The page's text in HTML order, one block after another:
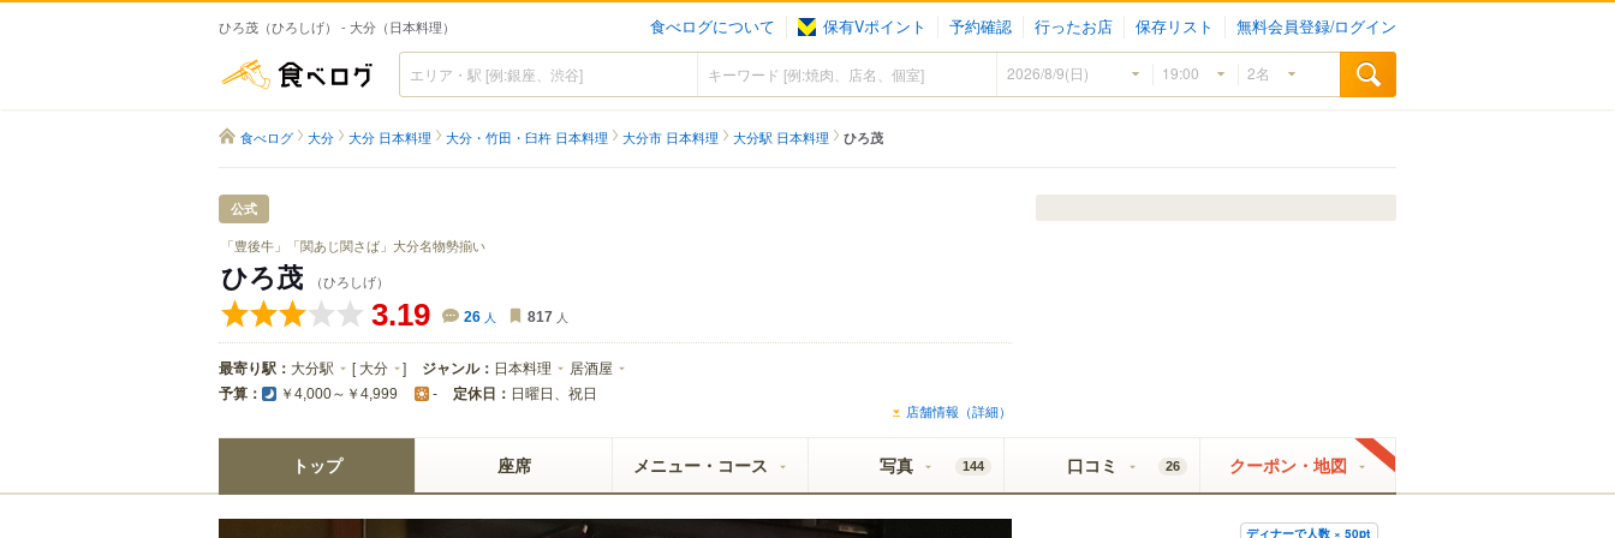
ひろ茂（ひろしげ） - 大分（日本料理） 食べログについて 保有Vポイント 予約確認 行ったお店 保存リスト 無料会員登録/ログイン
食べログ
食べログ 大分 大分 日本料理 大分・竹田・臼杵 日本料理 大分市 日本料理 大分駅 日本料理 ひろ茂
公式
「豊後牛」「関あじ関さば」大分名物勢揃い
ひろ茂 （ひろしげ）
3.19 26 人 817 人
最寄り駅： 大分駅 [ 大分 ] ジャンル： 日本料理 居酒屋
予算： ￥4,000～￥4,999 - 定休日： 日曜日、祝日
店舗情報（詳細）
トップ 座席 メニュー・コース 写真 144 口コミ 26 クーポン・地図
ディナーで人数 × 50pt